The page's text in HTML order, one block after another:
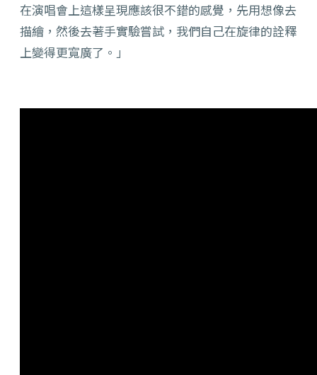
在演唱會上這樣呈現應該很不錯的感覺，先用想像去
描繪，然後去著手實驗嘗試，我們自己在旋律的詮釋
上變得更寬廣了。」